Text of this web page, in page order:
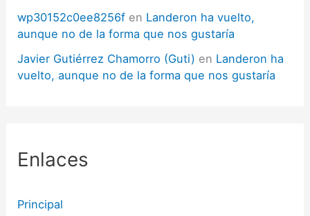
wp30152c0ee8256f en Landeron ha vuelto,
aunque no de la forma que nos gustaría
Javier Gutiérrez Chamorro (Guti) en Landeron ha
vuelto, aunque no de la forma que nos gustaría
Enlaces
Principal